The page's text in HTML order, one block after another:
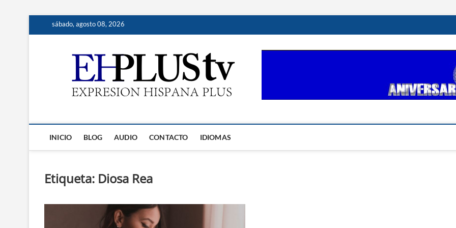
sábado, agosto 08, 2026
INICIO BLOG AUDIO CONTACTO IDIOMAS
Etiqueta: Diosa Rea